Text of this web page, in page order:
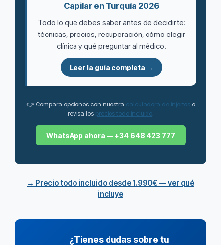
Capilar en Turquía 2026
Todo lo que debes saber antes de decidirte:
técnicas, precios, recuperación, cómo elegir
clínica y qué preguntar al médico.
Leer la guía completa →
👉 Compara opciones con nuestra calculadora de injertoso
revisa los precios todo incluido.
WhatsApp ahora — +34 648 423 777
→ Precio todo incluido desde 1.990€ — ver qué
incluye
¿Tienes dudas sobre tu